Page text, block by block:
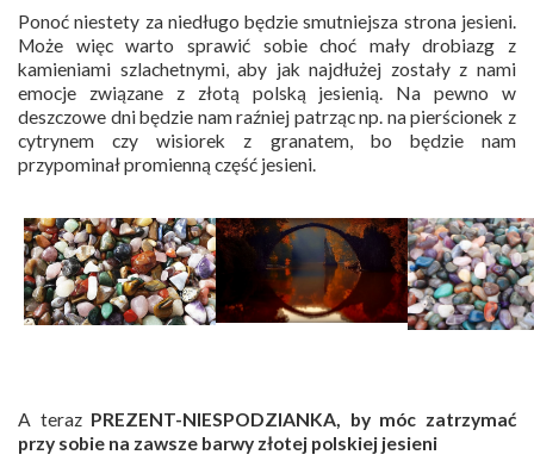
Ponoć niestety za niedługo będzie smutniejsza strona jesieni.
Może więc warto sprawić sobie choć mały drobiazg z
kamieniami szlachetnymi, aby jak najdłużej zostały z nami
emocje związane z złotą polską jesienią. Na pewno w
deszczowe dni będzie nam raźniej patrząc np. na pierścionek z
cytrynem czy wisiorek z granatem, bo będzie nam
przypominał promienną część jesieni.
A teraz PREZENT-NIESPODZIANKA, by móc zatrzymać
przy sobie na zawsze barwy złotej polskiej jesieni